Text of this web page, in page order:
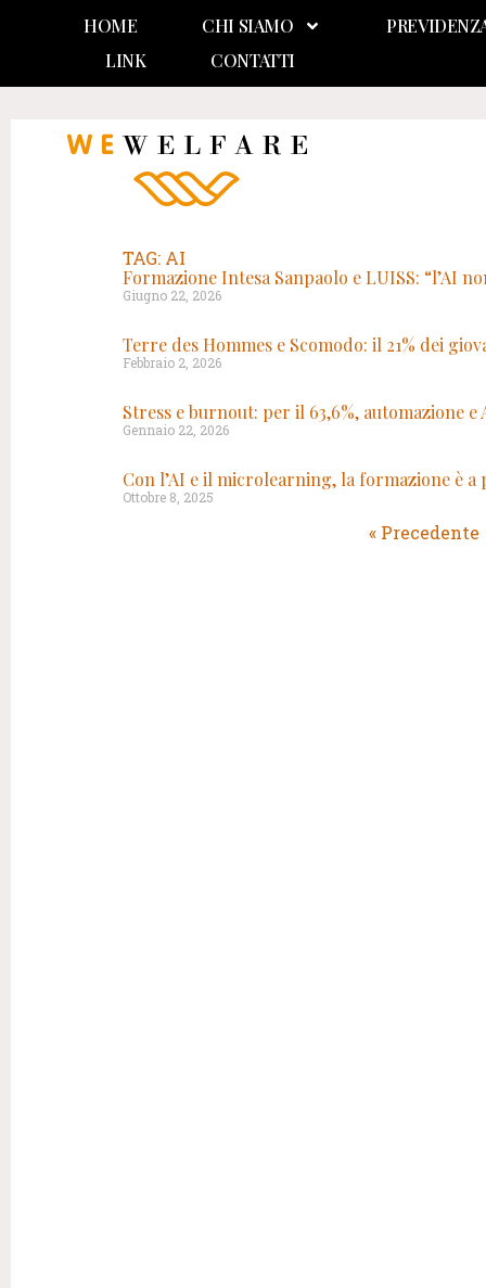
HOME CHI SIAMO
LINK
CONTATTI
TAG: AI
Formazione Intesa Sanpaolo e LUISS: “l’AI
Giugno 22, 2026
Terre des Hommes e Scomodo: il 21% dei
Febbraio 2, 2026
Stress e burnout: per il 63,6%, automazione
Gennaio 22, 2026
Con l’AI e il microlearning, la formazione è
Ottobre 8, 2025
« Precedente